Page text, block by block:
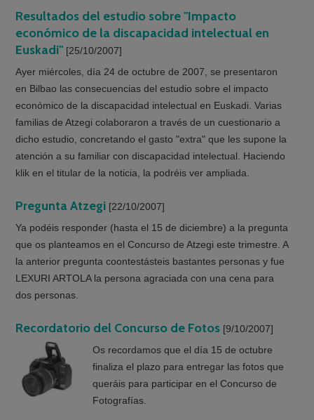
Resultados del estudio sobre "Impacto
económico de la discapacidad intelectual en
Euskadi" [25/10/2007]
Ayer miércoles, día 24 de octubre de 2007, se presentaron
en Bilbao las consecuencias del estudio sobre el impacto
económico de la discapacidad intelectual en Euskadi. Varias
familias de Atzegi colaboraron a través de un cuestionario a
dicho estudio, concretando el gasto "extra" que les supone la
atención a su familiar con discapacidad intelectual. Haciendo
klik en el titular de la noticia, la podréis ver ampliada.
Pregunta Atzegi [22/10/2007]
Ya podéis responder (hasta el 15 de diciembre) a la pregunta
que os planteamos en el Concurso de Atzegi este trimestre. A
la anterior pregunta coontestásteis bastantes personas y fue
LEXURI ARTOLA la persona agraciada con una cena para
dos personas.
Recordatorio del Concurso de Fotos [9/10/2007]
Os recordamos que el día 15 de octubre
finaliza el plazo para entregar las fotos que
queráis para participar en el Concurso de
Fotografías.